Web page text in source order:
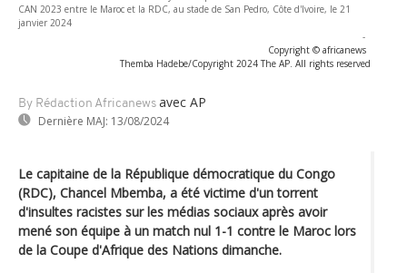
CAN 2023 entre le Maroc et la RDC, au stade de San Pedro, Côte d'Ivoire, le 21
janvier 2024
-
Copyright © africanews
Themba Hadebe/Copyright 2024 The AP. All rights reserved
By Rédaction Africanews avec AP
Dernière MAJ: 13/08/2024
Le capitaine de la République démocratique du Congo
(RDC), Chancel Mbemba, a été victime d'un torrent
d'insultes racistes sur les médias sociaux après avoir
mené son équipe à un match nul 1-1 contre le Maroc lors
de la Coupe d'Afrique des Nations dimanche.